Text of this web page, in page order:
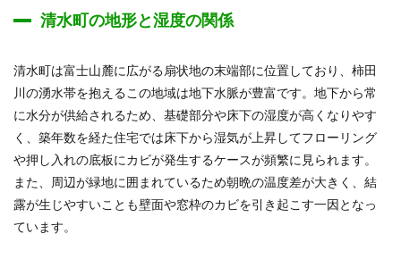
清水町の地形と湿度の関係
清水町は富士山麓に広がる扇状地の末端部に位置しており、柿田
川の湧水帯を抱えるこの地域は地下水脈が豊富です。地下から常
に水分が供給されるため、基礎部分や床下の湿度が高くなりやす
く、築年数を経た住宅では床下から湿気が上昇してフローリング
や押し入れの底板にカビが発生するケースが頻繁に見られます。
また、周辺が緑地に囲まれているため朝晩の温度差が大きく、結
露が生じやすいことも壁面や窓枠のカビを引き起こす一因となっ
ています。